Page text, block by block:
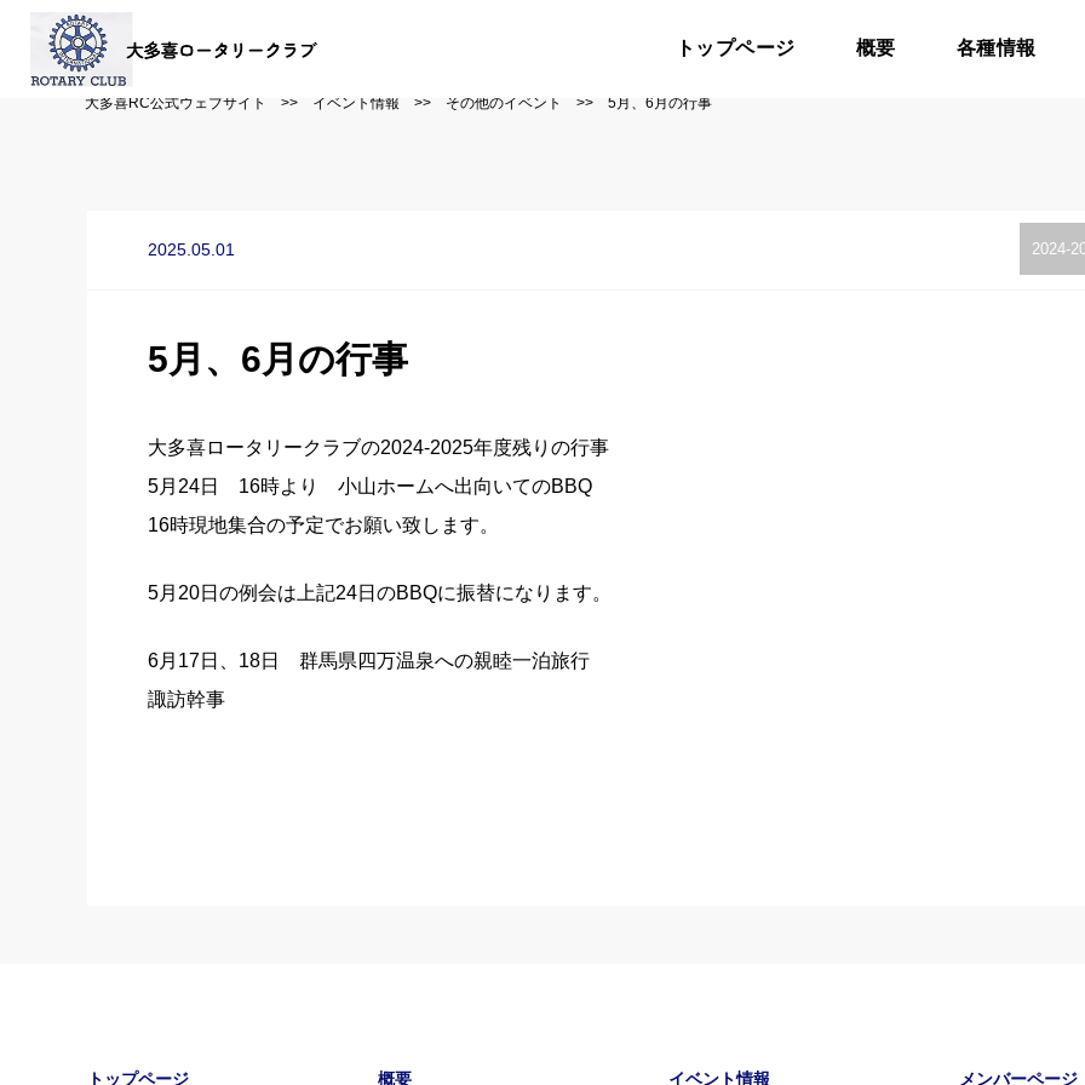
トップページ 概要 各種情報
大多喜RC公式ウェブサイト >> イベント情報 >> その他のイベント >> 5月、6月の行事
2024-
2025.05.01
5月、6月の行事
大多喜ロータリークラブの2024-2025年度残りの行事
5月24日 16時より 小山ホームへ出向いてのBBQ
16時現地集合の予定でお願い致します。
5月20日の例会は上記24日のBBQに振替になります。
6月17日、18日 群馬県四万温泉への親睦一泊旅行
諏訪幹事
トップページ 概要 イベント情報 メンバーページ